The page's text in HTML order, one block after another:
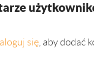
się, aby dodać